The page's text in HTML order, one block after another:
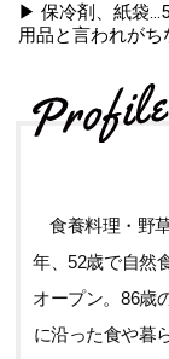
▶ 保冷剤、紙袋
用品と言われがち
食養料理・野
年、52歳で自然
オープン。86歳
に沿った食や暮